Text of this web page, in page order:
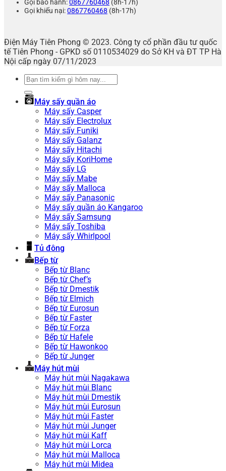
Gọi bảo hành:0867760468 (8h-17h)
Gọi khiếu nại:0867760468 (8h-17h)
Điện Máy Tiên Phong © 2023. Công ty cổ phần đầu tư quốc
tế Tiên Phong - GPKD số 0110534029 do Sở KH và ĐT TP Hà
Nội cấp ngày 07/11/2023
Tìm
Máy sấy quần áo
Máy sấy Casper
Máy sấy Electrolux
Máy sấy Funiki
Máy sấy Galanz
Máy sấy Hitachi
Máy sấy KoriHome
Máy sấy LG
Máy sấy Mabe
Máy sấy Malloca
Máy sấy Panasonic
Máy sấy quần áo Kangaroo
Máy sấy Samsung
Máy sấy Toshiba
Máy sấy Whirlpool
Tủ đông
Bếp từ
Bếp từ Blanc
Bếp từ Chef’s
Bếp từ Dmestik
Bếp từ Elmich
Bếp từ Eurosun
Bếp từ Faster
Bếp từ Forza
Bếp từ Hafele
Bếp từ Hawonkoo
Bếp từ Junger
Máy hút mùi
Máy hút mùi Nagakawa
Máy hút mùi Blanc
Máy hút mùi Dmestik
Máy hút mùi Eurosun
Máy hút mùi Faster
Máy hút mùi Junger
Máy hút mùi Kaff
Máy hút mùi Lorca
Máy hút mùi Malloca
Máy hút mùi Midea